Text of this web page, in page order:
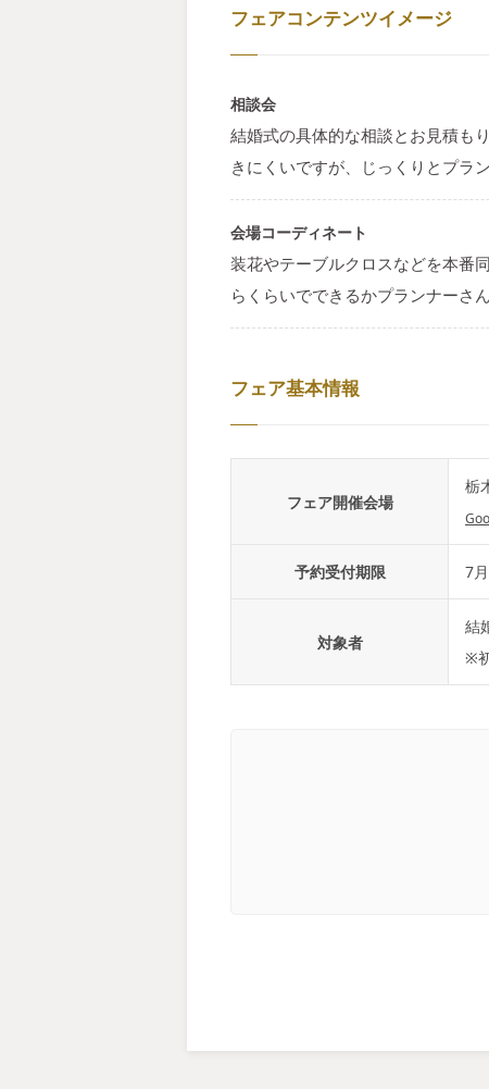
フェアコンテンツイメージ
相談会
結婚式の具体的な相談とお見積も
きにくいですが、じっくりとプラ
会場コーディネート
装花やテーブルクロスなどを本番
らくらいでできるかプランナーさ
フェア基本情報
フェア開催会場
栃
予約受付期限 7
対象者
結
※